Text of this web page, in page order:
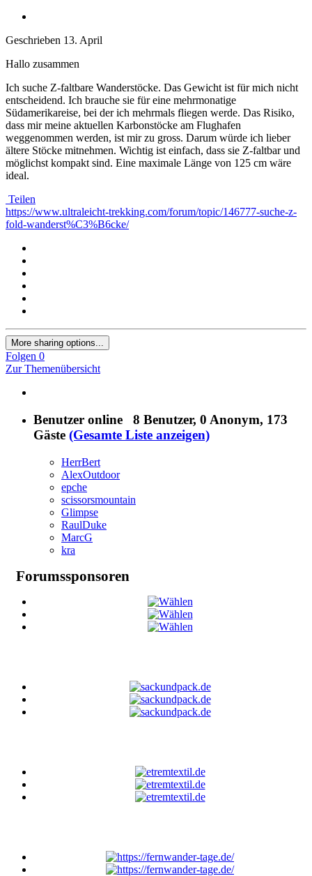
Geschrieben 13. April
Hallo zusammen
Ich suche Z-faltbare Wanderstöcke. Das Gewicht ist für mich nicht
entscheidend. Ich brauche sie für eine mehrmonatige
Südamerikareise, bei der ich mehrmals fliegen werde. Das Risiko,
dass mir meine aktuellen Karbonstöcke am Flughafen
weggenommen werden, ist mir zu gross. Darum würde ich lieber
ältere Stöcke mitnehmen. Wichtig ist einfach, dass sie Z-faltbar und
möglichst kompakt sind. Eine maximale Länge von 125 cm wäre
ideal.
Teilen
https://www.ultraleicht-trekking.com/forum/topic/146777-suche-z-
fold-wanderst%C3%B6cke/
More sharing options...
Folgen 0
Zur Themenübersicht
Benutzer online 8 Benutzer, 0 Anonym, 173
Gäste (Gesamte Liste anzeigen)
HerrBert
AlexOutdoor
epche
scissorsmountain
Glimpse
RaulDuke
MarcG
kra
Forumssponsoren